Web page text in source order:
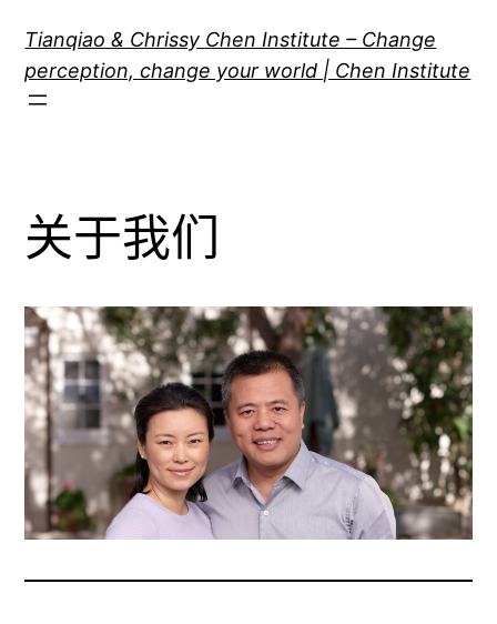
Tianqiao & Chrissy Chen Institute – Change
perception, change your world | Chen Institute
关于我们